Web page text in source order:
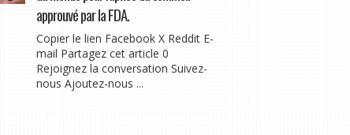
approuvé par la FDA.
Copier le lien Facebook X Reddit E-
mail Partagez cet article 0
Rejoignez la conversation Suivez-
nous Ajoutez-nous ...